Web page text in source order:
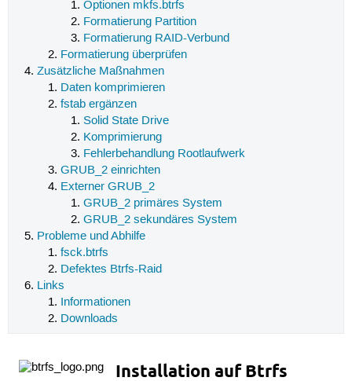
Optionen mkfs.btrfs
Formatierung Partition
Formatierung RAID-Verbund
Formatierung überprüfen
Zusätzliche Maßnahmen
Daten komprimieren
fstab ergänzen
Solid State Drive
Komprimierung
Fehlerbehandlung Rootlaufwerk
GRUB_2 einrichten
Externer GRUB_2
GRUB_2 primäres System
GRUB_2 sekundäres System
Probleme und Abhilfe
fsck.btrfs
Defektes Btrfs-Raid
Links
Informationen
Downloads
Installation auf Btrfs